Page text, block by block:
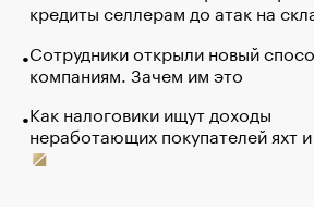
кредиты селлерам до атак на
Сотрудники открыли новый
компаниям. Зачем им это
Как налоговики ищут доходы
неработающих покупателей яхт